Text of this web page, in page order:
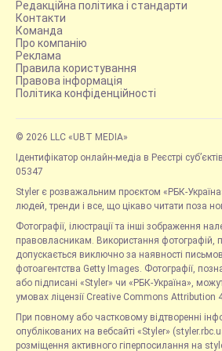
Редакційна політика і стандарти
Контакти
Команда
Про компанію
Реклама
Правила користування
Правова інформація
Політика конфіденційності
© 2026 LLC «UBT MEDIA»
Ідентифікатор онлайн-медіа в Реєстрі
05347
Styler є розважальним проєктом «РБК-
людей, тренди і все, що цікаво читати поза
Фотографії, ілюстрації та інші зображення
правовласникам. Використання фотографій,
допускається виключно за наявності
фотоагентства Getty Images. Фотографії,
або підписані «Styler» чи «РБК-Україна»,
умовах ліцензії Creative Commons Attribution
При повному або частковому відтворенні
опублікованих на вебсайті «Styler»
розміщення активного гіперпосилання на